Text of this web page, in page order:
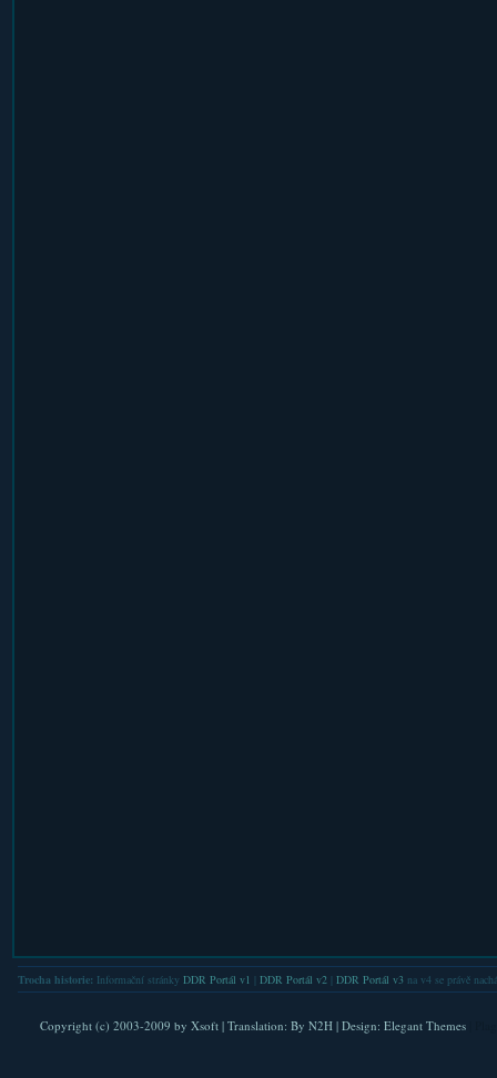
Trocha historie: Informační stránky DDR Portál v1 DDR Portál v2| DDR Portál v3na v4 se právě
Copyright (c) 2003-2009 by Xsoft| Translation: By N2H| Design: Elegant Themes